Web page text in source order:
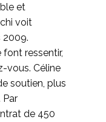
et
voit
2009.
ressentir,
vous. Céline
soutien, plus
Par
de 450